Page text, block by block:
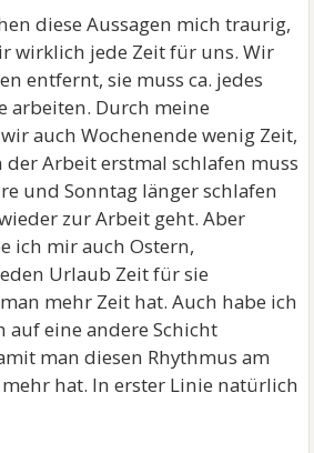
diese Aussagen mich traurig,
wirklich jede Zeit für uns. Wir
entfernt, sie muss ca. jedes
arbeiten. Durch meine
auch Wochenende wenig Zeit,
der Arbeit erstmal schlafen muss
und Sonntag länger schlafen
zur Arbeit geht. Aber
ich mir auch Ostern,
Urlaub Zeit für sie
mehr Zeit hat. Auch habe ich
auf eine andere Schicht
man diesen Rhythmus am
hat. In erster Linie natürlich